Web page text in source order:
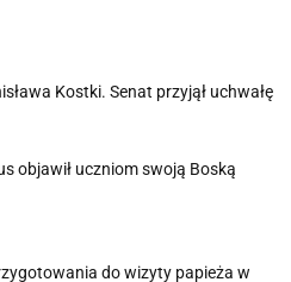
Kostki. Senat przyjął uchwałę
objawił uczniom swoją Boską
do wizyty papieża w